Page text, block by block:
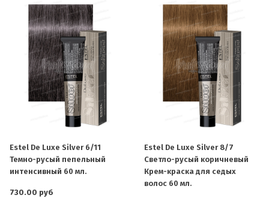
Estel De Luxe Silver 6/11
Темно-русый пепельный
интенсивный 60 мл.
730.00 руб
Estel De Luxe Silver 8/7
Светло-русый коричневый
Крем-краска для седых
волос 60 мл.